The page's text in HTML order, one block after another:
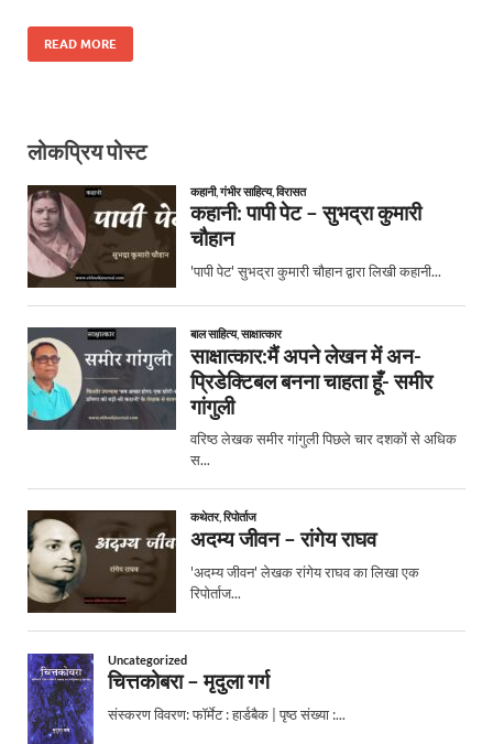
READ MORE
लोकप्रिय पोस्ट